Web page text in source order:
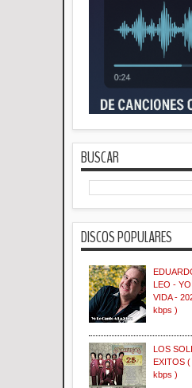
BUSCAR
DISCOS POPULARES
LEO -
VIDA -
kbps )
LOS
EXITOS
kbps )